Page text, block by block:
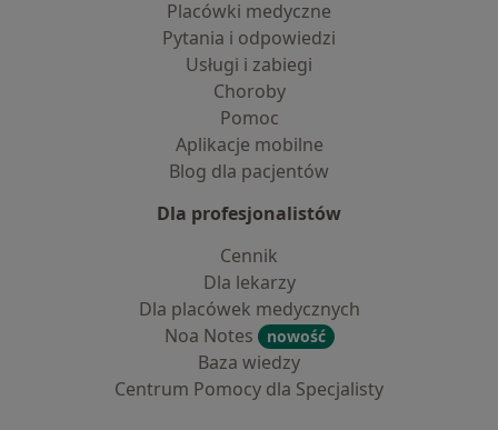
Placówki medyczne
Pytania i odpowiedzi
Usługi i zabiegi
Choroby
Pomoc
Aplikacje mobilne
Blog dla pacjentów
Dla profesjonalistów
Cennik
Dla lekarzy
Dla placówek medycznych
Noa Notes
nowość
Baza wiedzy
Centrum Pomocy dla Specjalisty